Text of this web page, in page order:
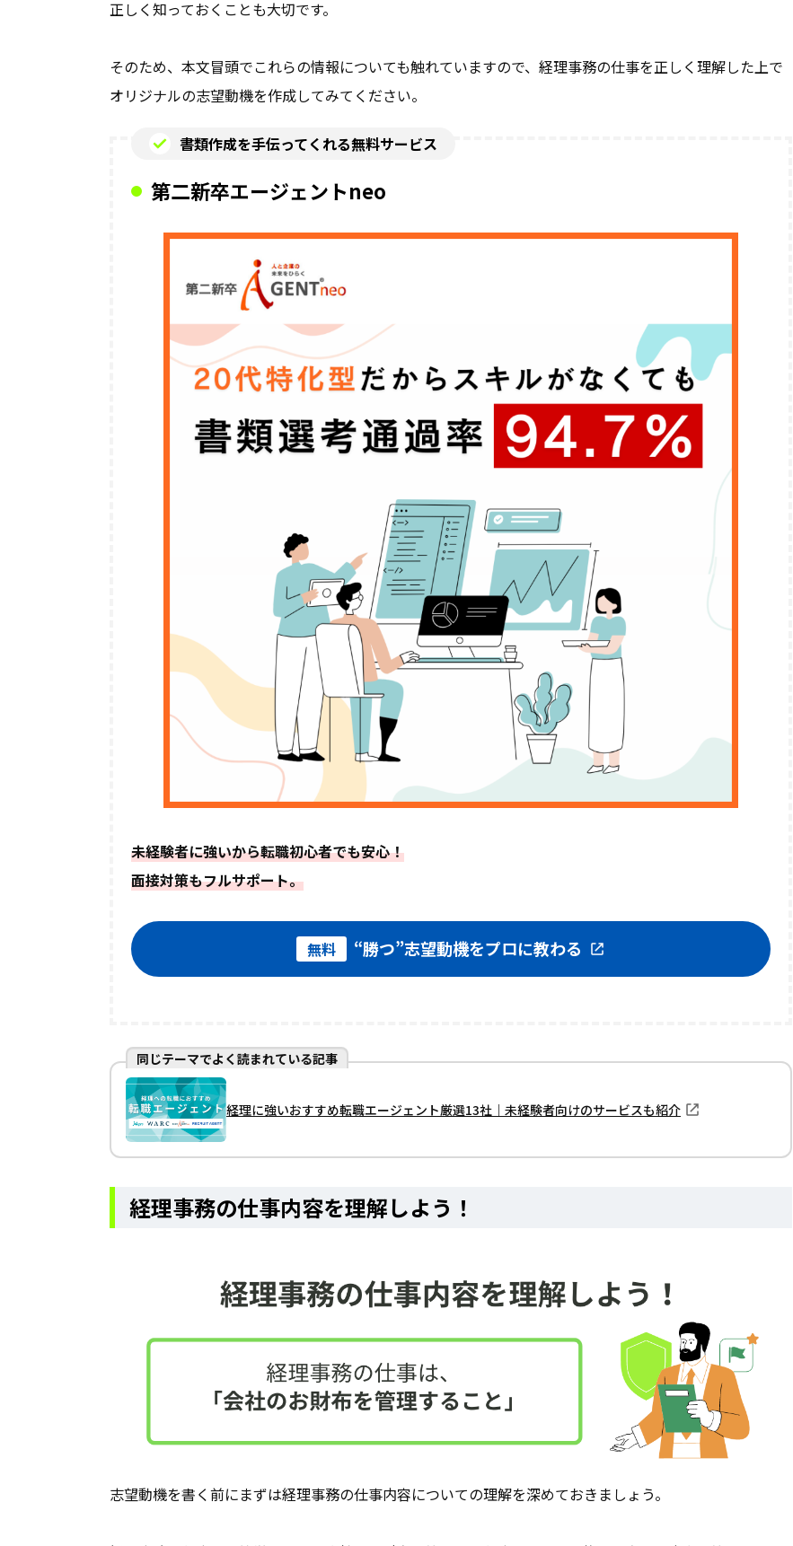
正しく知っておくことも大切です。
そのため、本文冒頭でこれらの情報についても触れていますので、経理事務の仕事を正しく理解した上で
オリジナルの志望動機を作成してみてください。
書類作成を手伝ってくれる無料サービス
第二新卒エージェントneo
未経験者に強いから転職初心者でも安心！
面接対策もフルサポート。
無料 “勝つ”志望動機をプロに教わる
同じテーマでよく読まれている記事
経理に強いおすすめ転職エージェント厳選13社｜未経験者向けのサービスも紹介
経理事務の仕事内容を理解しよう！
志望動機を書く前にまずは経理事務の仕事内容についての理解を深めておきましょう。